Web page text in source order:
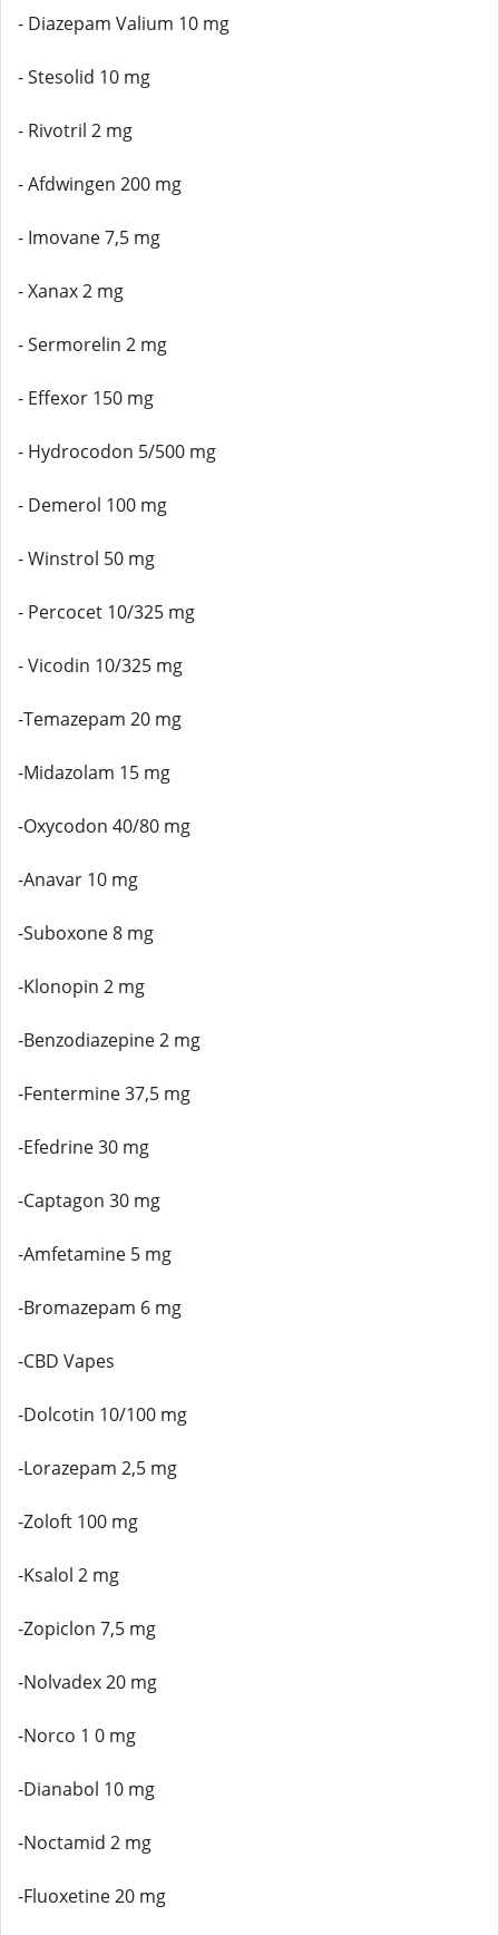
- Diazepam Valium 10 mg
- Stesolid 10 mg
- Rivotril 2 mg
- Afdwingen 200 mg
- Imovane 7,5 mg
- Xanax 2 mg
- Sermorelin 2 mg
- Effexor 150 mg
- Hydrocodon 5/500 mg
- Demerol 100 mg
- Winstrol 50 mg
- Percocet 10/325 mg
- Vicodin 10/325 mg
-Temazepam 20 mg
-Midazolam 15 mg
-Oxycodon 40/80 mg
-Anavar 10 mg
-Suboxone 8 mg
-Klonopin 2 mg
-Benzodiazepine 2 mg
-Fentermine 37,5 mg
-Efedrine 30 mg
-Captagon 30 mg
-Amfetamine 5 mg
-Bromazepam 6 mg
-CBD Vapes
-Dolcotin 10/100 mg
-Lorazepam 2,5 mg
-Zoloft 100 mg
-Ksalol 2 mg
-Zopiclon 7,5 mg
-Nolvadex 20 mg
-Norco 1 0 mg
-Dianabol 10 mg
-Noctamid 2 mg
-Fluoxetine 20 mg